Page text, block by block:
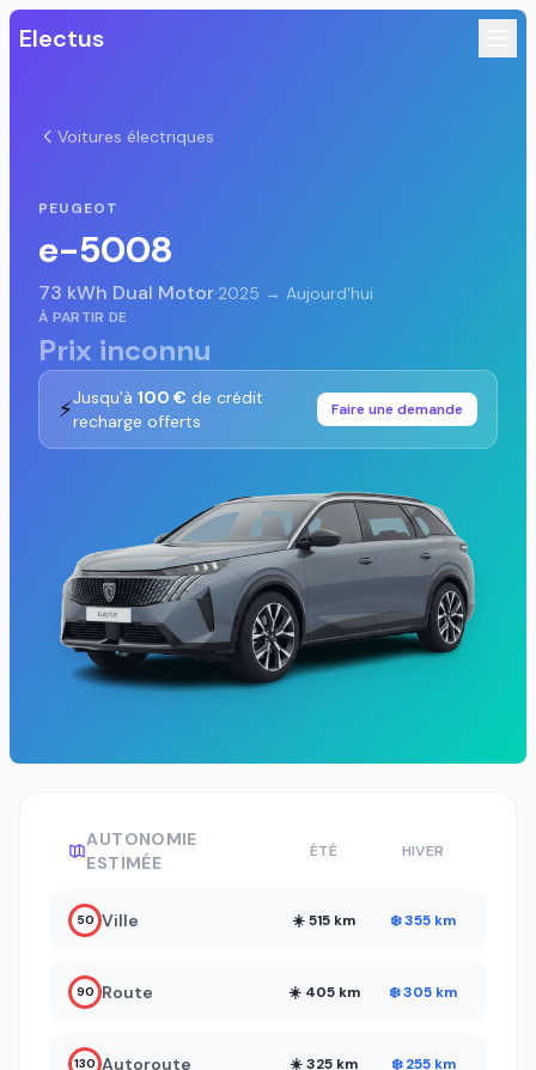
Electus
Voitures électriques
PEUGEOT
e-5008
73 kWh Dual Motor·2025 → Aujourd'hui
À PARTIR DE
Prix inconnu
⚡Jusqu'à 100 € de crédit
recharge offerts
Faire une demande
AUTONOMIE
ESTIMÉE
ÉTÉ HIVER
50 Ville ☀️ 515 km ❄️ 355 km
90 Route ☀️ 405 km ❄️ 305 km
130 Autoroute ☀️ 325 km ❄️ 255 km